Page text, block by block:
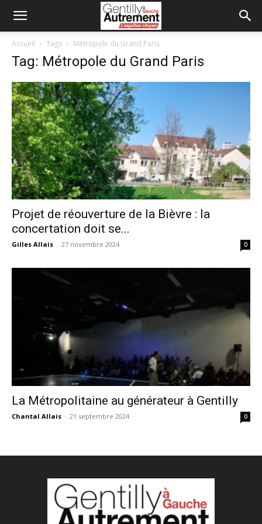
Accueil Tags Métropole du Grand Paris
Tag: Métropole du Grand Paris
Projet de réouverture de la Bièvre : la
concertation doit se...
Gilles Allais - 27 novembre 2024 0
La Métropolitaine au générateur à Gentilly
Chantal Allais - 21 septembre 2024 0